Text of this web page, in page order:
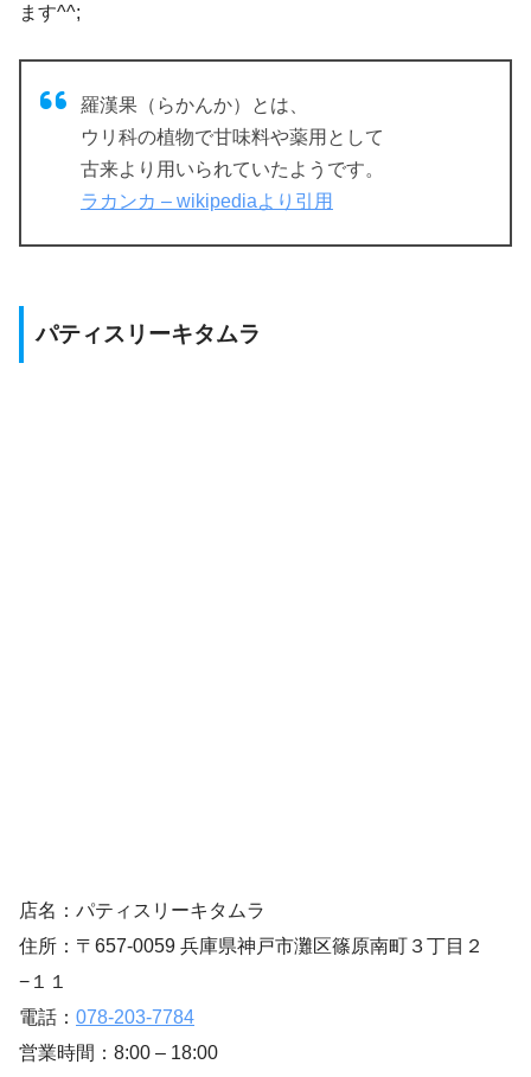
ます^^;
羅漢果（らかんか）とは、
ウリ科の植物で甘味料や薬用として
古来より用いられていたようです。
ラカンカ – wikipediaより引用
パティスリーキタムラ
店名：パティスリーキタムラ
住所：〒657-0059 兵庫県神戸市灘区篠原南町３丁目２
−１１
電話： 078-203-7784
営業時間：8:00 – 18:00